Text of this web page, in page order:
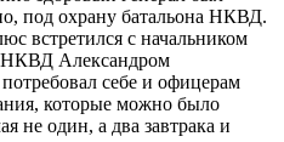
под охрану батальона НКВД.
встретился с начальником
НКВД Александром
себе и офицерам
которые можно было
не один, а два завтрака и